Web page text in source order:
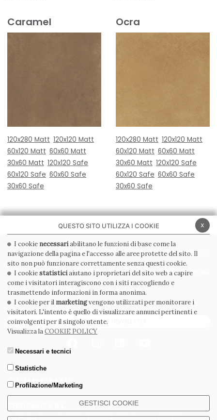
Caramel
120x280 Matt 120x120 Matt
60x120 Matt 60x60 Matt
30x60 Matt 120x120 Safe
60x120 Safe 60x60 Safe
30x60 Safe
Ocra
120x280 Matt 120x120 Matt
60x120 Matt 60x60 Matt
30x60 Matt 120x120 Safe
60x120 Safe 60x60 Safe
30x60 Safe
Via Emilia Ponente, 1000 - 48014 Castel Bolognese (RA) Italy
PRIVACY POLICY COOKIE POLICY
CONDIZIONI GENERALI WHISTLEBLOWING
CODICE ETICO
ISCRIVITI ALLA NEWSLETTER
x
QUESTO SITO UTILIZZA I COOKIE
I cookie necessariabilitano le funzioni di base come la
navigazione della pagina e l'accesso alle aree protette del sito. Il
sito non può funzionare correttamente senza questi cookie.
I cookiestatisticiaiutano i proprietari del sito web a capire
come i visitatori interagiscono con i siti raccogliendo e
trasmettendo informazioni in forma anonima.
I cookie per il marketingvengono utilizzati per monitorare i
visitatori. L'intento è quello di visualizzare annunci pertinenti e
coinvolgenti per il singolo utente.
Visualizza laCOOKIE POLICY
Necessari e tecnici
Statistiche
Profilazione/Marketing
GESTISCI COOKIE